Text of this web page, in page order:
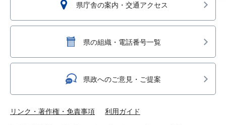
県庁舎の案内・交通アクセス
県の組織・電話番号一覧
県政へのご意見・ご提案
リンク・著作権・免責事項 利用ガイド